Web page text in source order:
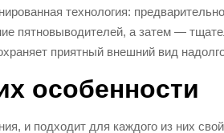
технология:
пятновыводителей, а затем —
приятный внешний вид
особенности
и подходит для каждого из них